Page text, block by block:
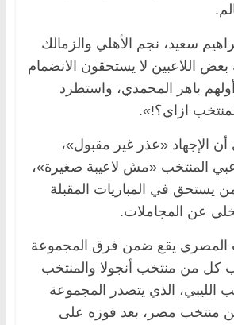
سعيد، نجم الأهلي والزمالك
بعض اللاعبين لا يستحقون الانضمام
باهر المحمدي، واستطرد
ازاي؟!».
الإجهاد «عذر غير مقبول»،
المنتخب «مش لاعيبة صغيرة»،
يستحق في المباريات المقبلة
عن المجاملات.
المصري يقع ضمن فرق المجموعة
كل من منتخب أنجولا والمنتخب
الليبي، الذي يتصدر المجموعة
منتخب مصر، بعد فوزه على